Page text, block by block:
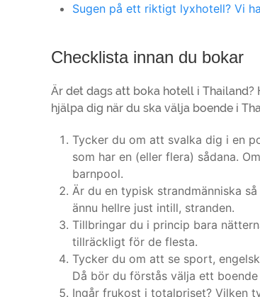
Sugen på ett riktigt lyxhotell? Vi
Checklista innan du bokar
Är det dags att boka hotell i
hjälpa dig när du ska välja boende i
Tycker du om att svalka dig i en
som har en (eller flera) sådana.
barnpool.
Är du en typisk strandmänniska
ännu hellre just intill, stranden.
Tillbringar du i princip bara
tillräckligt för de flesta.
Tycker du om att se sport,
Då bör du förstås välja ett
Ingår frukost i totalpriset? Vilken